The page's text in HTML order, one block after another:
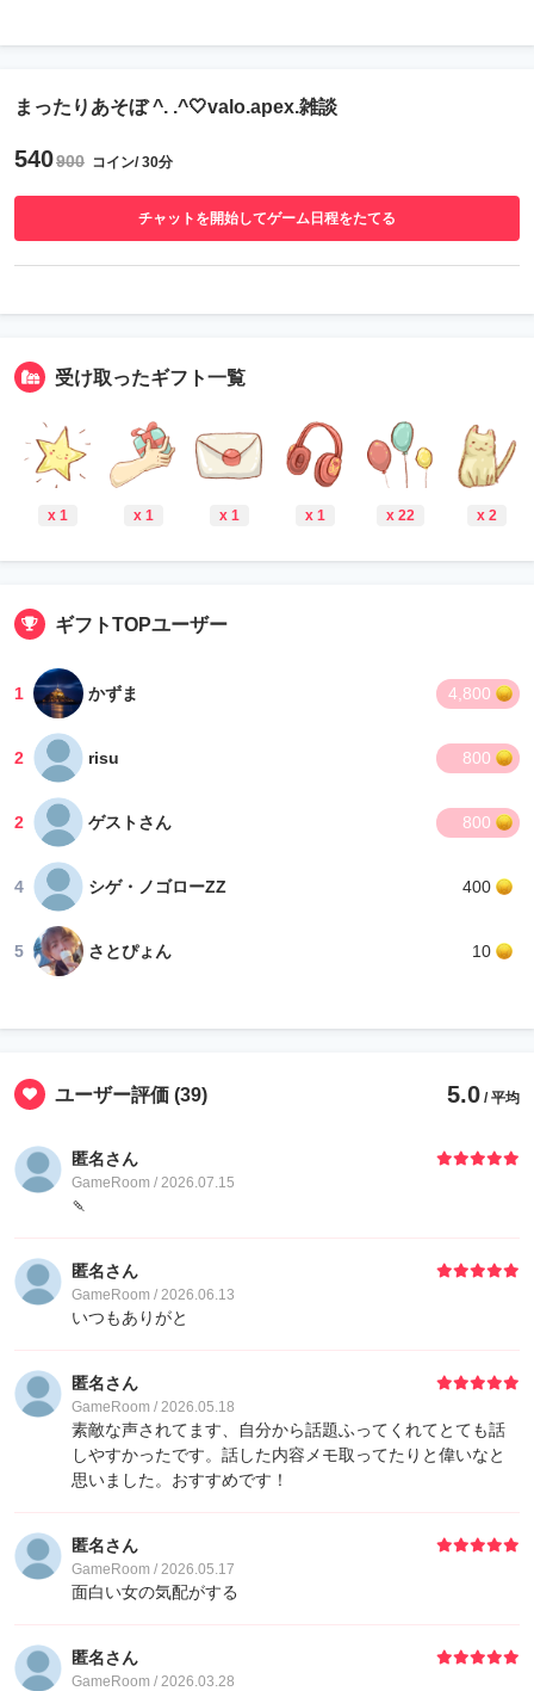
まったりあそぼ ^. .^🤍valo.apex.雑談
540900 コイン/ 30分
チャットを開始してゲーム日程をたてる
受け取ったギフト一覧
x 1 x 1 x 1 x 1 x 22 x 2
ギフトTOPユーザー
1 かずま 4,800
2 risu 800
2 ゲストさん 800
4 シゲ・ノゴローZZ 400
5 さとぴょん 10
ユーザー評価 (39) 5.0 / 平均
匿名さん
GameRoom / 2026.07.15
🍡
匿名さん
GameRoom / 2026.06.13
いつもありがと
匿名さん
GameRoom / 2026.05.18
素敵な声されてます、自分から話題ふってくれてとても話
しやすかったです。話した内容メモ取ってたりと偉いなと
思いました。おすすめです！
匿名さん
GameRoom / 2026.05.17
面白い女の気配がする
匿名さん
GameRoom / 2026.03.28